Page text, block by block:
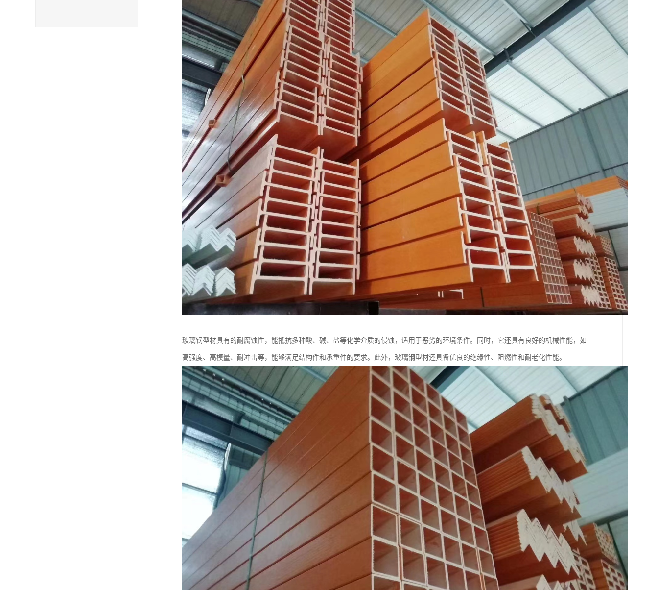
玻璃钢型材具有的耐腐蚀性，能抵抗多种酸、碱、盐等化学介质的侵蚀，适用于恶劣的环境条件。同时，它还具有良好的机械性能，如
高强度、高模量、耐冲击等，能够满足结构件和承重件的要求。此外，玻璃钢型材还具备优良的绝缘性、阻燃性和耐老化性能。